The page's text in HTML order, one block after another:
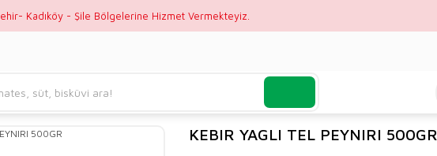
Kadıköy - Şile Bölgelerine Hizmet Vermekteyiz.
KEBIR YAGLI TEL PEYNIRI 500GR